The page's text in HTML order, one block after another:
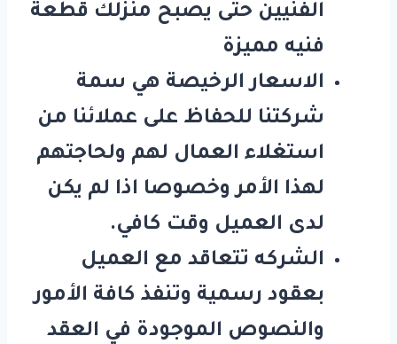
الفنيين حتى يصبح منزلك قطعة
فنيه مميزة
الاسعار الرخيصة هي سمة
شركتنا للحفاظ على عملائنا من
استغلاء العمال لهم ولحاجتهم
لهذا الأمر وخصوصا اذا لم يكن
لدى العميل وقت كافي.
الشركه تتعاقد مع العميل
بعقود رسمية وتنفذ كافة الأمور
والنصوص الموجودة في العقد